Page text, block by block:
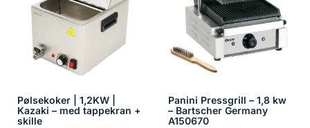
Pølsekoker | 1,2KW |
Kazaki – med tappekran +
skille
Panini Pressgrill – 1,8 kw
– Bartscher Germany
A150670